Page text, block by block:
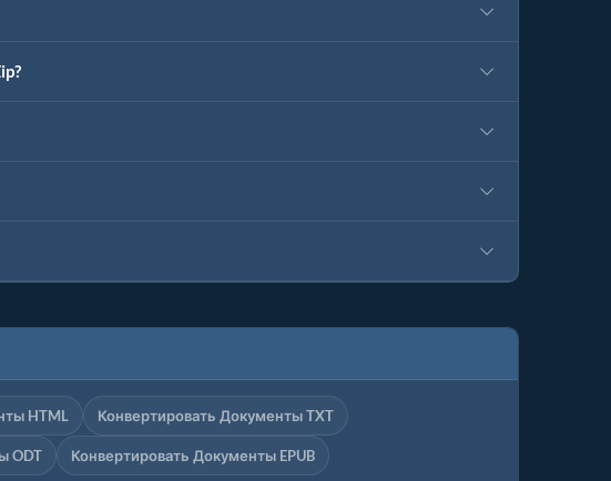
HTML Конвертировать Документы TXT
ODT Конвертировать Документы EPUB